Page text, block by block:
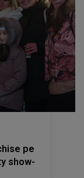
pe
show-